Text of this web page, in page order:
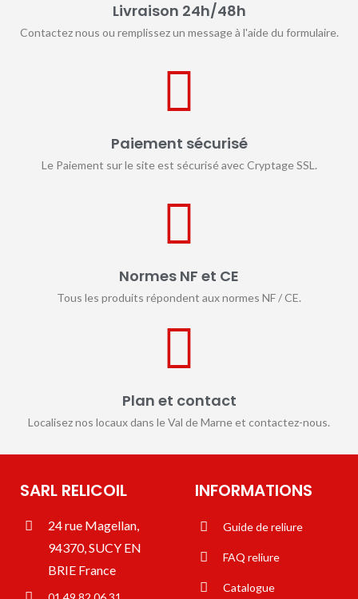
Livraison 24h/48h
Contactez nous ou remplissez un message à l'aide du formulaire.
Paiement sécurisé
Le Paiement sur le site est sécurisé avec Cryptage SSL.
Normes NF et CE
Tous les produits répondent aux normes NF / CE.
Plan et contact
Localisez nos locaux dans le Val de Marne et contactez-nous.
SARL RELICOIL
24 rue Magellan,
94370, SUCY EN
BRIE France
INFORMATIONS
Guide de reliure
FAQ reliure
Catalogue